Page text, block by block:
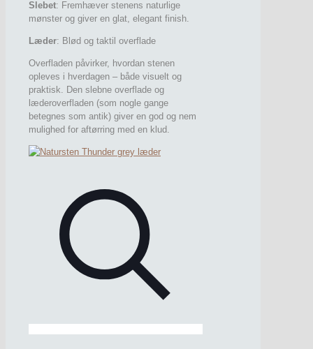
Slebet: Fremhæver stenens naturlige
mønster og giver en glat, elegant finish.
Læder: Blød og taktil overflade
Overfladen påvirker, hvordan stenen
opleves i hverdagen – både visuelt og
praktisk. Den slebne overflade og
læderoverfladen (som nogle gange
betegnes som antik) giver en god og nem
mulighed for aftørring med en klud.